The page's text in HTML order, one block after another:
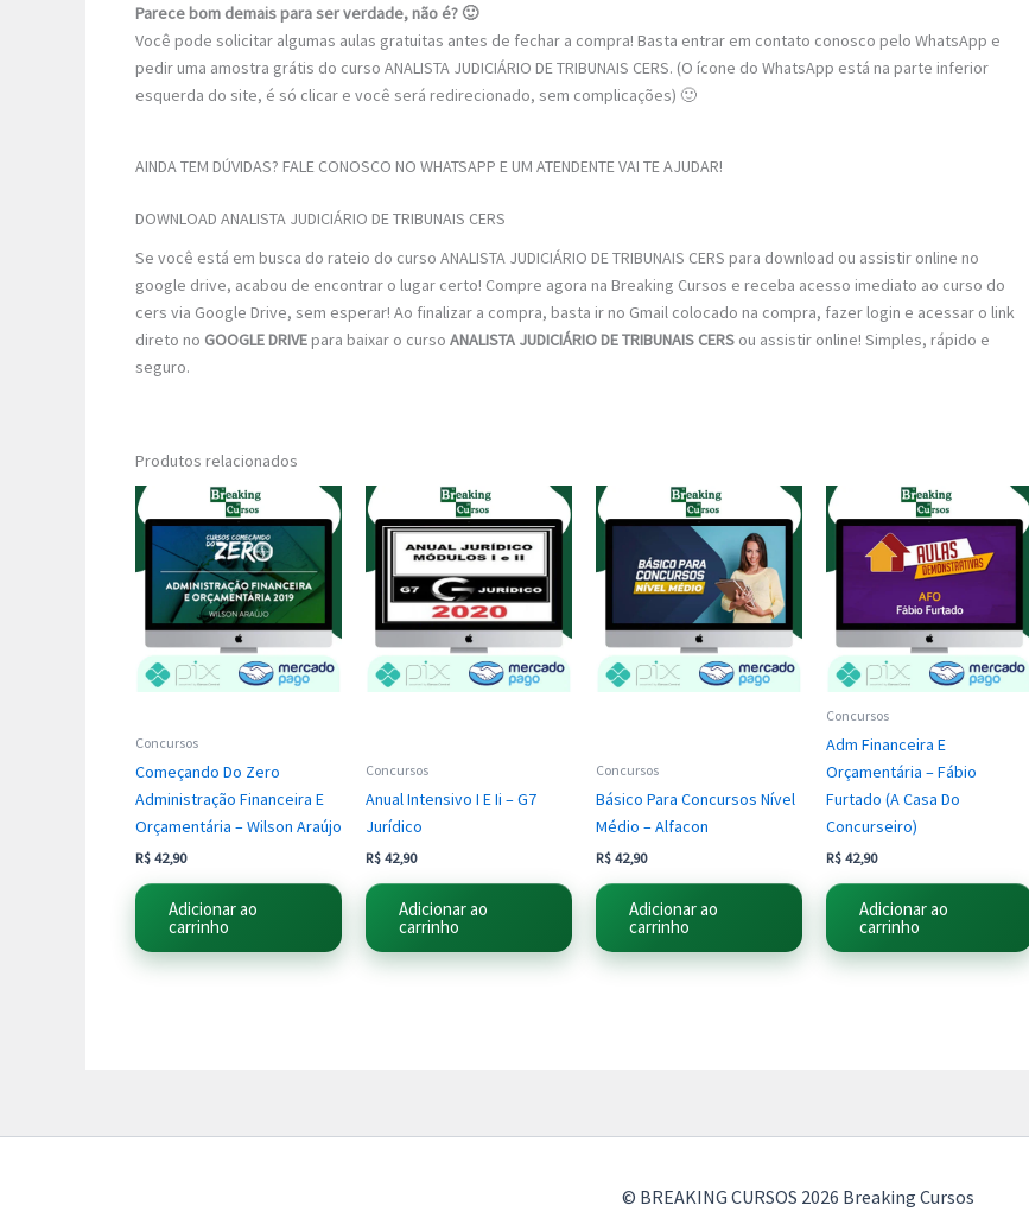
Parece bom demais para ser verdade, não é? 🙂
Você pode solicitar algumas aulas gratuitas antes de fechar a compra! Basta entrar em contato conosco pelo WhatsApp e
pedir uma amostra grátis do curso ANALISTA JUDICIÁRIO DE TRIBUNAIS CERS. (O ícone do WhatsApp está na parte inferior
esquerda do site, é só clicar e você será redirecionado, sem complicações) 🙂
AINDA TEM DÚVIDAS? FALE CONOSCO NO WHATSAPP E UM ATENDENTE VAI TE AJUDAR!
DOWNLOAD ANALISTA JUDICIÁRIO DE TRIBUNAIS CERS
Se você está em busca do rateio do curso ANALISTA JUDICIÁRIO DE TRIBUNAIS CERS para download ou assistir online no
google drive, acabou de encontrar o lugar certo! Compre agora na Breaking Cursos e receba acesso imediato ao curso do
cers via Google Drive, sem esperar! Ao finalizar a compra, basta ir no Gmail colocado na compra, fazer login e acessar o link
direto no GOOGLE DRIVEpara baixar o curso ANALISTA JUDICIÁRIO DE TRIBUNAIS CERS ou assistir online! Simples, rápido e
seguro.
Produtos relacionados
Concursos
Começando Do Zero
Administração Financeira E
Orçamentária – Wilson Araújo
R$ 42,90
Adicionar ao
carrinho
Concursos
Anual Intensivo I E Ii – G7
Jurídico
R$ 42,90
Adicionar ao
carrinho
Concursos
Básico Para Concursos Nível
Médio – Alfacon
R$ 42,90
Adicionar ao
carrinho
Concursos
Adm Financeira E
Orçamentária – Fábio
Furtado (A Casa Do
Concurseiro)
R$ 42,90
Adicionar ao
carrinho
© BREAKING CURSOS 2026 Breaking Cursos